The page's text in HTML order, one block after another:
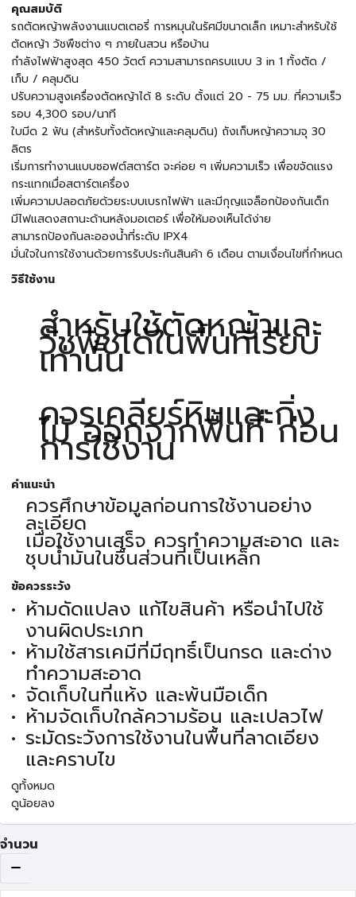
คุณสมบัติ
รถตัดหญ้าพลังงานแบตเตอรี่ การหมุนในรัศมีขนาดเล็ก เหมาะสำหรับใช้
ตัดหญ้า วัชพืชต่าง ๆ ภายในสวน หรือบ้าน
กำลังไฟฟ้าสูงสุด 450 วัตต์ ความสามารถครบแบบ 3 in 1 ทั้งตัด /
เก็บ / คลุมดิน
ปรับความสูงเครื่องตัดหญ้าได้ 8 ระดับ ตั้งแต่ 20 - 75 มม. ที่ความเร็ว
รอบ 4,300 รอบ/นาที
ใบมีด 2 ฟัน (สำหรับทั้งตัดหญ้าและคลุมดิน) ถังเก็บหญ้าความจุ 30
ลิตร
เริ่มการทำงานแบบซอฟต์สตาร์ต จะค่อย ๆ เพิ่มความเร็ว เพื่อขจัดแรง
กระแทกเมื่อสตาร์ตเครื่อง
เพิ่มความปลอดภัยด้วยระบบเบรกไฟฟ้า และมีกุญแจล็อกป้องกันเด็ก
มีไฟแสดงสถานะด้านหลังมอเตอร์ เพื่อให้มองเห็นได้ง่าย
สามารถป้องกันละอองน้ำที่ระดับ IPX4
มั่นใจในการใช้งานด้วยการรับประกันสินค้า 6 เดือน ตามเงื่อนไขที่กำหนด
วิธีใช้งาน
สำหรับใช้ตัดหญ้าและ
วัชพืชได้ในพื้นที่เรียบ
เท่านั้น
ควรเคลียร์หินและกิ่ง
ไม้ ออกจากพื้นที่ ก่อน
การใช้งาน
คำแนะนำ
ควรศึกษาข้อมูลก่อนการใช้งานอย่าง
ละเอียด
เมื่อใช้งานเสร็จ ควรทำความสะอาด และ
ชุบน้ำมันในชื้นส่วนที่เป็นเหล็ก
ข้อควรระวัง
ห้ามดัดแปลง แก้ไขสินค้า หรือนำไปใช้
งานผิดประเภท
ห้ามใช้สารเคมีที่มีฤทธิ์เป็นกรด และด่าง
ทำความสะอาด
จัดเก็บในที่แห้ง และพ้นมือเด็ก
ห้ามจัดเก็บใกล้ความร้อน และเปลวไฟ
ระมัดระวังการใช้งานในพื้นที่ลาดเอียง
และคราบไข
ดูทั้งหมด
ดูน้อยลง
จำนวน